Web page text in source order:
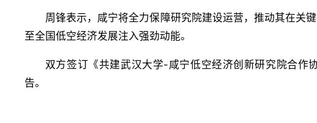
周锋表示，咸宁将全力保障研究院建设运营，推动其在关
至全国低空经济发展注入强劲动能。
双方签订《共建武汉大学-咸宁低空经济创新研究院合作
告。